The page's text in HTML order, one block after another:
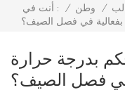
أنت في : / وطن /
بفعالية في فصل الصيف؟
بدرجة حرارة
في فصل الصيف؟